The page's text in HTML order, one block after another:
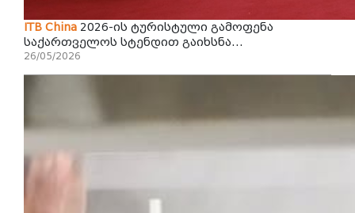
ITB China 2026-ის ტურისტული გამოფენა
საქართველოს სტენდით გაიხსნა...
26/05/2026